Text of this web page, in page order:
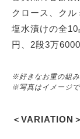
クロース、ク
塩水漬けの全
円、2段3万
※好きなお重の組
※写真はイメージ
＜VARIATION＞